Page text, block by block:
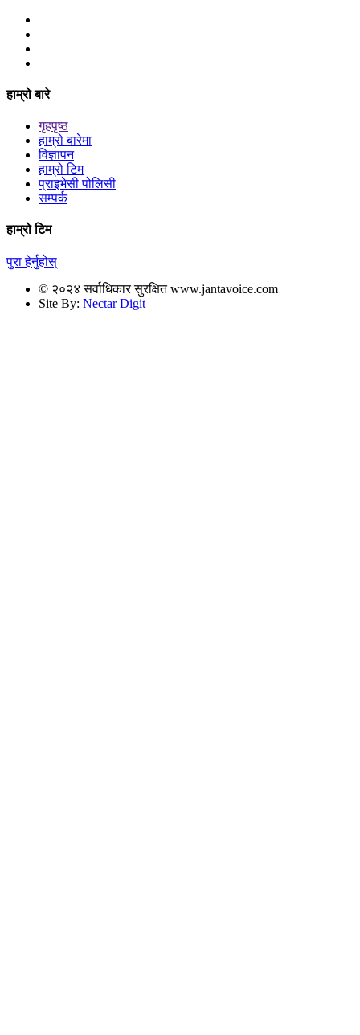
हाम्रो बारे
गृहपृष्ठ
हाम्रो बारेमा
विज्ञापन
हाम्रो टिम
प्राइभेसी पोलिसी
सम्पर्क
हाम्रो टिम
पुरा हेर्नुहोस्
© २०२४ सर्वाधिकार सुरक्षित www.jantavoice.com
Site By: Nectar Digit